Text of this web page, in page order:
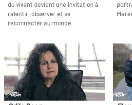
du vivant devient une invitation à
ralentir, observer et se
reconnecter au monde.